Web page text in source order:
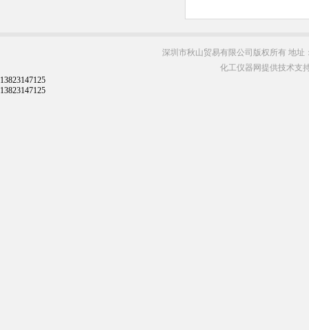
深圳市秋山贸易有限公司版权所有 地址
化工仪器网提供技术支
13823147125
13823147125